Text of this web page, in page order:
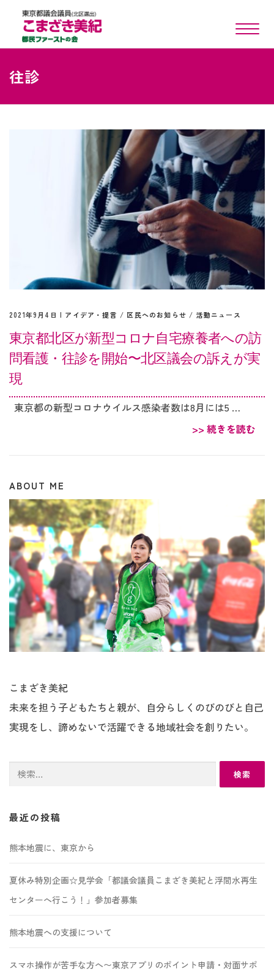
toggle
往診
2021年9月4日 | アイデア・提言 / 区民へのお知らせ / 活動ニュース
東京都北区が新型コロナ自宅療養者への訪
問看護・往診を開始〜北区議会の訴えが実
現
東京都の新型コロナウイルス感染者数は8月には5 …
>> 続きを読む
ABOUT ME
こまざき美紀
未来を担う子どもたちと親が、自分らしくのびのびと自己
実現をし、諦めないで活躍できる地域社会を創りたい。
検
最近の投稿
熊本地震に、東京から
夏休み特別企画☆見学会「都議会議員こまざき美紀と浮間水再生
センターへ行こう！」参加者募集
熊本地震への支援について
スマホ操作が苦手な方へ〜東京アプリのポイント申請・対面サポ